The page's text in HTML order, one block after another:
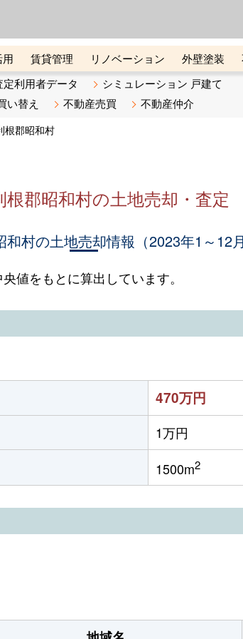
賃貸管理 リノベーション 外壁塗装
ビンマガジンBiz 不動産売却ご相談デスク
定利用者データ
シミュレーション 戸建て
い替え 不動産売買 不動産仲介
根郡昭和村
根郡昭和村の土地売却・査定
和村の土地売却情報（2023年1～12
値をもとに算出しています。
470万円
1万円
1500m2